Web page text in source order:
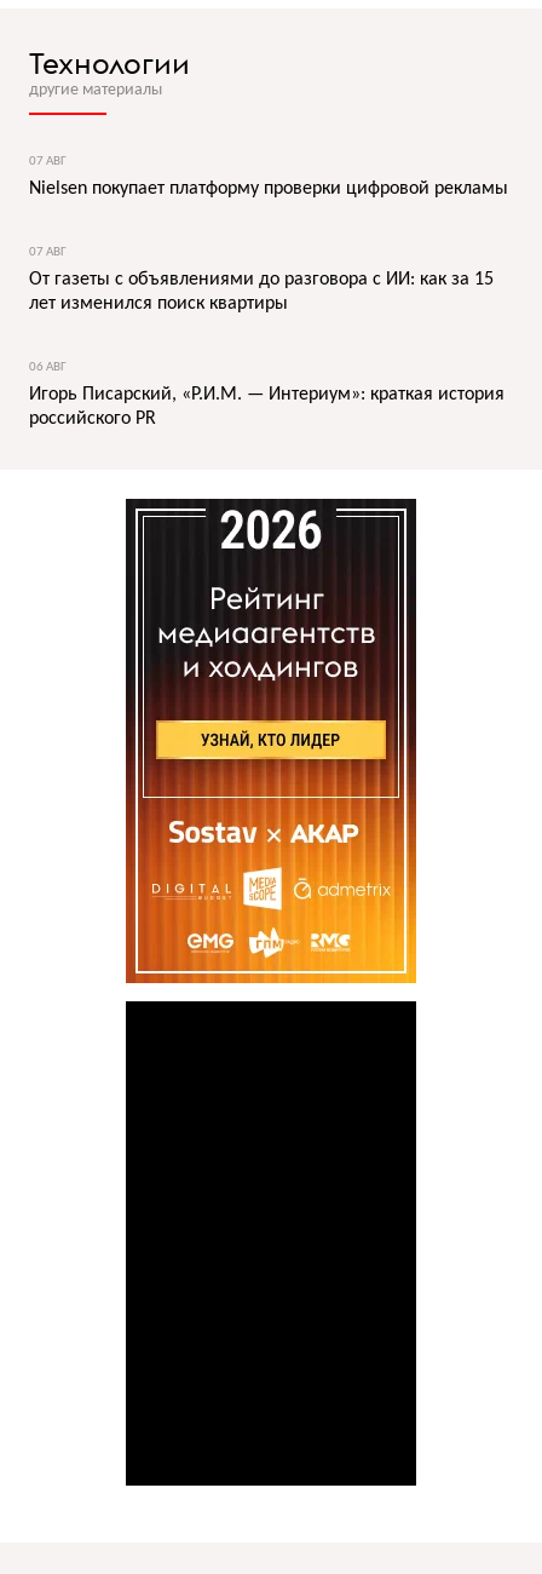
Технологии
другие материалы
07 АВГ
Nielsen покупает платформу проверки цифровой рекламы
07 АВГ
От газеты с объявлениями до разговора с ИИ: как за 15
лет изменился поиск квартиры
06 АВГ
Игорь Писарский, «Р.И.М. — Интериум»: краткая история
российского PR